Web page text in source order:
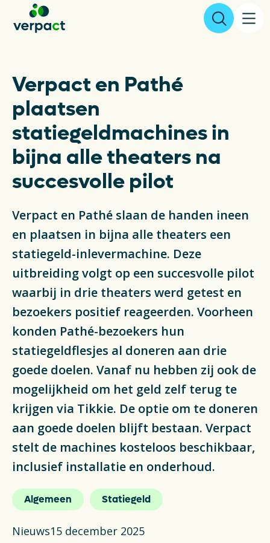
Over ons
Resultaten
Verpakkingen
Inzameling & Recycling
Wetgeving
Actueel
Veelgestelde vragen
Verpakkingencatalogus
Pers
Contact
Downloads
De Plastic Wijzer
Deltaplan Circulaire Plastic
Verpact en Pathé
plaatsen
statiegeldmachines in
bijna alle theaters na
succesvolle pilot
Verpact en Pathé slaan de handen ineen
en plaatsen in bijna alle theaters een
statiegeld-inlevermachine. Deze
uitbreiding volgt op een succesvolle pilot
waarbij in drie theaters werd getest en
bezoekers positief reageerden. Voorheen
konden Pathé-bezoekers hun
statiegeldflesjes al doneren aan drie
goede doelen. Vanaf nu hebben zij ook de
mogelijkheid om het geld zelf terug te
krijgen via Tikkie. De optie om te doneren
aan goede doelen blijft bestaan. Verpact
stelt de machines kosteloos beschikbaar,
inclusief installatie en onderhoud.
Algemeen Statiegeld
Nieuws15 december 2025